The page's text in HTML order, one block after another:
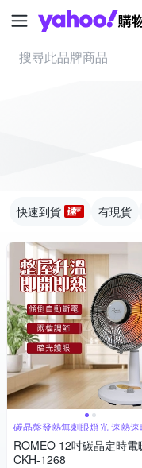
快速到貨 有現貨
碳晶盤發熱無刺眼燈光 速熱速
ROMEO 12吋碳晶定時電
CKH-1268